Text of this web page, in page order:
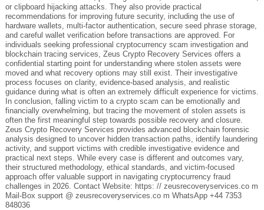
or clipboard hijacking attacks. They also provide practical
recommendations for improving future security, including the use of
hardware wallets, multi-factor authentication, secure seed phrase storage,
and careful wallet verification before transactions are approved. For
individuals seeking professional cryptocurrency scam investigation and
blockchain tracing services, Zeus Crypto Recovery Services offers a
confidential starting point for understanding where stolen assets were
moved and what recovery options may still exist. Their investigative
process focuses on clarity, evidence-based analysis, and realistic
guidance during what is often an extremely difficult experience for victims.
In conclusion, falling victim to a crypto scam can be emotionally and
financially overwhelming, but tracing the movement of stolen assets is
often the first meaningful step towards possible recovery and closure.
Zeus Crypto Recovery Services provides advanced blockchain forensic
analysis designed to uncover hidden transaction paths, identify laundering
activity, and support victims with credible investigative evidence and
practical next steps. While every case is different and outcomes vary,
their structured methodology, ethical standards, and victim-focused
approach offer valuable support in navigating cryptocurrency fraud
challenges in 2026. Contact Website: https: // zeusrecoveryservices.co m
Mail-Box support @ zeusrecoveryservices.co m WhatsApp +44 7353
848036